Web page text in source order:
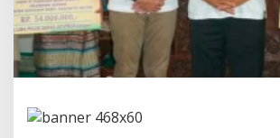
a
d
i
D